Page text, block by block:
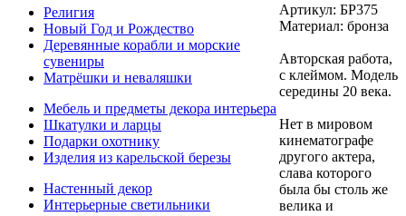
Религия
Новый Год и Рождество
Деревянные корабли и морские
сувениры
Матрёшки и неваляшки
Мебель и предметы декора интерьера
Шкатулки и ларцы
Подарки охотнику
Изделия из карельской березы
Настенный декор
Интерьерные светильники
Артикул: БР375
Материал: бронза
Авторская работа,
с клеймом. Модель
середины 20 века.
Нет в мировом
кинематографе
другого актера,
слава которого
была бы столь же
велика и